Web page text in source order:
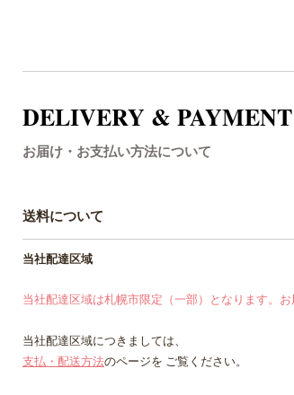
DELIVERY &
お届け・お支払い方法について
送料について
当社配達区域
当社配達区域は札幌市限定（一部）となります。
当社配達区域につきましては、
支払・配送方法のページを ご覧ください。